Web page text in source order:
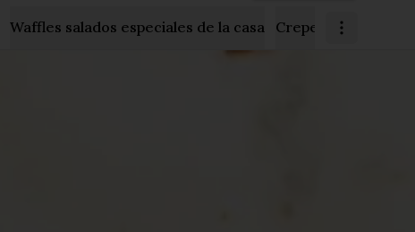
Waffles salados especiales de la casa Crepes salados